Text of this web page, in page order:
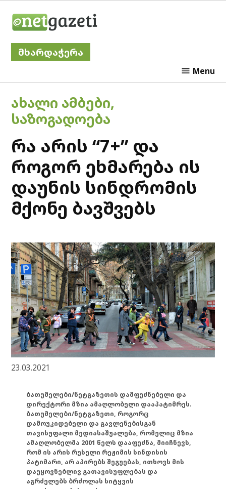
მხარდაჭერა
Menu
POSTED
IN
ᲐᲮᲐᲚᲘ ᲐᲛᲑᲔᲑᲘ,
ᲡᲐᲖᲝᲒᲐᲓᲝᲔᲑᲐ
რა არის “7+” და
როგორ ეხმარება ის
დაუნის სინდრომის
მქონე ბავშვებს
23.03.2021
ბათუმელები/ნეტგაზეთის დამფუძნებელი და
დირექტორი მზია ამაღლობელი დააპატიმრეს.
ბათუმელები/ნეტგაზეთი, როგორც
დამოუკიდებელი და გავლენებისგან
თავისუფალი მედიასაშუალება, რომელიც მზია
ამაღლობელმა 2001 წელს დააფუძნა, მიიჩნევს,
რომ ის არის რუსული რეჟიმის სინდისის
პატიმარი, არ აპირებს შეგუებას, ითხოვს მის
დაუყოვნებლივ გათავისუფლებას და
აგრძელებს ბრძოლას სიტყვის